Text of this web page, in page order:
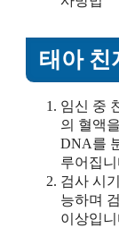
태아 친
임신 중
의 혈액
DNA를
루어집
검사 시
능하며
이상입